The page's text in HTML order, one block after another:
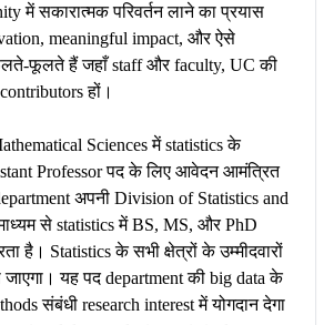
में सकारात्मक परिवर्तन लाने का प्रयास
meaningful impact, और ऐसे
फूलते हैं जहाँ staff और faculty, UC की
हों।
Sciences में statistics के
Professor पद के लिए आवेदन आमंत्रित
अपनी Division of Statistics and
से statistics में BS, MS, और PhD
है। Statistics के सभी क्षेत्रों के उम्मीदवारों
जाएगा। यह पद department की big data के
संबंधी research interest में योगदान देगा